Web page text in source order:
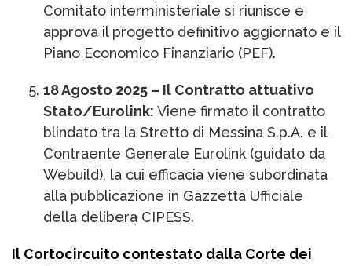
Comitato interministeriale si riunisce e
approva il progetto definitivo aggiornato e il
Piano Economico Finanziario (PEF).
18 Agosto 2025 – Il Contratto attuativo
Stato/Eurolink: Viene firmato il contratto
blindato tra la Stretto di Messina S.p.A. e il
Contraente Generale Eurolink (guidato da
Webuild), la cui efficacia viene subordinata
alla pubblicazione in Gazzetta Ufficiale
della delibera CIPESS.
Il Cortocircuito contestato dalla Corte dei